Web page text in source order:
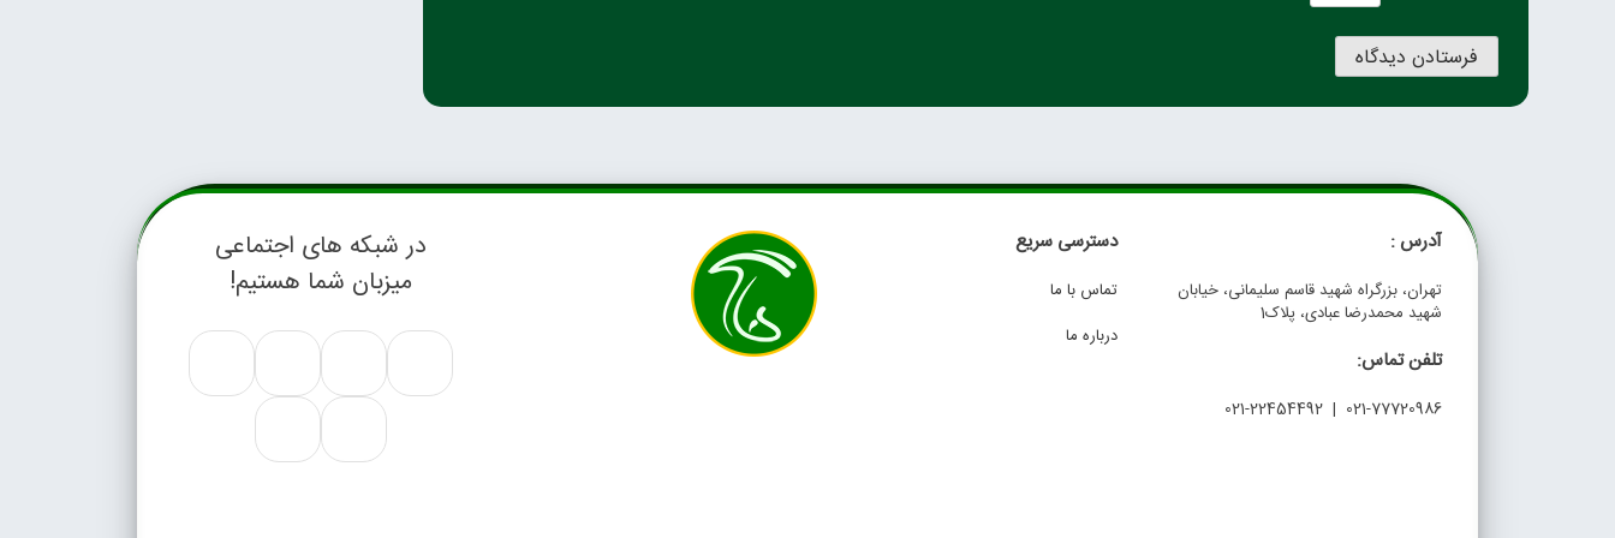
آدرس :
تهران، بزرگراه شهید قاسم سلیمانی، خیابان
شهید محمدرضا عبادی، پلاک1
تلفن تماس:
021-77720986 | 021-22454492
دسترسی سریع
تماس با ما
درباره ما
در شبکه های اجتماعی
میزبان شما هستیم!